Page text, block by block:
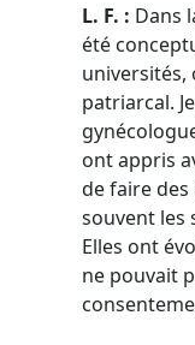
L. F. : Dans
été
universités,
patriarcal.
ont appris
de faire des
souvent les
Elles ont
ne pouvait